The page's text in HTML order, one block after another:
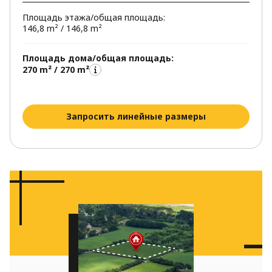
Площадь этажа/общая площадь:
146,8 m² / 146,8 m²
Площадь дома/общая площадь:
270 m² / 270 m²
Запросить линейные размеры